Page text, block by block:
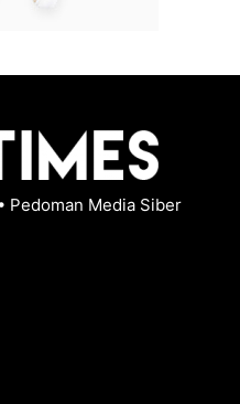
• Pedoman Media Siber